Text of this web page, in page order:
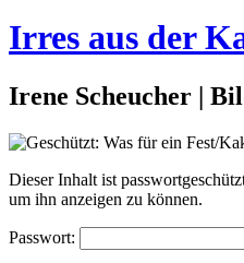
Irres aus der
Irene Scheucher |
Dieser Inhalt ist
um ihn anzeigen zu können.
Passwort: